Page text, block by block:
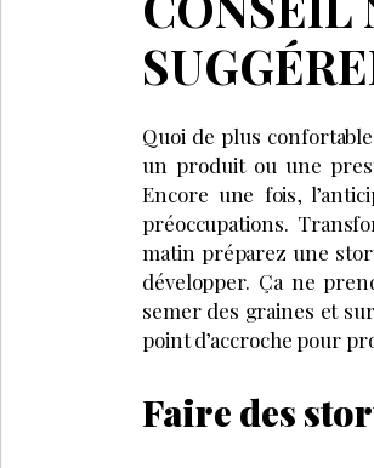
Quoi de plus
un produit ou une
Encore une fois,
préoccupations.
matin préparez une
développer. Ça ne
semer des graines et
point d’accroche pour
Faire des